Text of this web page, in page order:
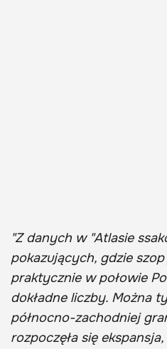
"Z danych w "Atlasie
pokazujących, gdzie
praktycznie w połowie
dokładne liczby. Można
północno-zachodniej
rozpoczęła się